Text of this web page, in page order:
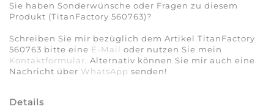
Sie haben Sonderwünsche oder Fragen zu diesem
Produkt (TitanFactory 560763)?
Schreiben Sie mir bezüglich dem Artikel TitanFactory
560763 bitte eine E-Mail oder nutzen Sie mein
Kontaktformular. Alternativ können Sie mir auch eine
Nachricht über WhatsApp senden!
Details